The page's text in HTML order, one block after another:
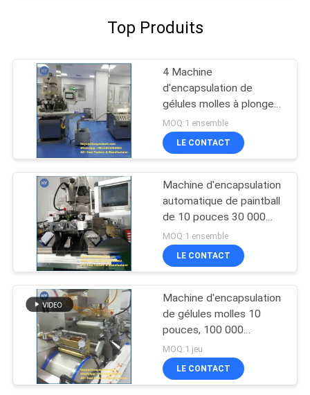
Top Produits
4 Machine
d'encapsulation de
gélules molles à plongeur
3kw Acier inoxydable 304
MOQ:1 ensemble
LE CONTACT
Machine d'encapsulation
automatique de paintball
de 10 pouces 30 000
pièces/heure
MOQ:1 ensemble
LE CONTACT
Machine d'encapsulation
de gélules molles 10
pouces, 100 000
gélules/heure,
SS304/316
MOQ:1 jeu
LE CONTACT